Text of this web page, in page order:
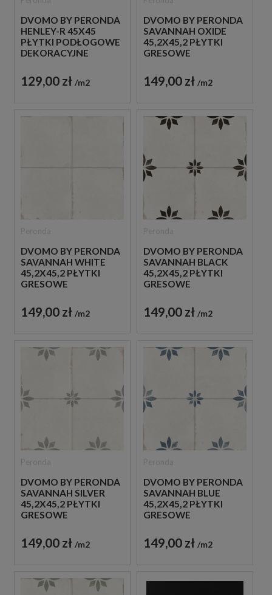
DVOMO BY PERONDA
HENLEY-R 45X45
PŁYTKI PODŁOGOWE
DEKORACYJNE
129,00 zł m2
DVOMO BY PERONDA
SAVANNAH OXIDE
45,2X45,2 PŁYTKI
GRESOWE
149,00 zł m2
DVOMO BY PERONDA
SAVANNAH WHITE
45,2X45,2 PŁYTKI
GRESOWE
149,00 zł m2
DVOMO BY PERONDA
SAVANNAH BLACK
45,2X45,2 PŁYTKI
GRESOWE
149,00 zł m2
DVOMO BY PERONDA
SAVANNAH SILVER
45,2X45,2 PŁYTKI
GRESOWE
149,00 zł m2
DVOMO BY PERONDA
SAVANNAH BLUE
45,2X45,2 PŁYTKI
GRESOWE
149,00 zł m2